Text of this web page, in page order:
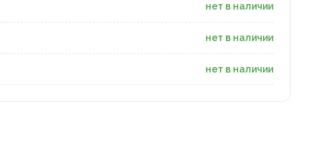
нет в наличии
нет в наличии
нет в наличии